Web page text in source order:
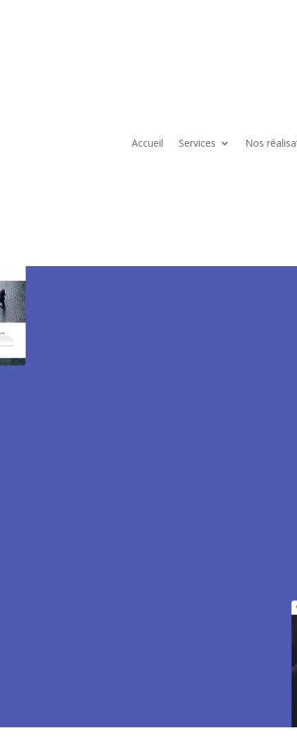
Accueil Services Nos
et e-
pour attirer des clients près de 78200 Favrieux. Sites